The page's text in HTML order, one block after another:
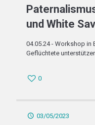
und White
04.05.24 - Workshop in
Geflüchtete
0
03/05/2023